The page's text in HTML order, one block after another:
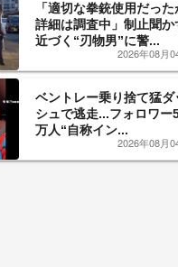
「適切な拳銃使用だった
詳細は調査中」制止聞か
近づく“刃物男”に警...
2026年08月
ベントレー乗り捨て猛ダ
シュで逃走...フォロワー
万人“自称イン...
2026年08月